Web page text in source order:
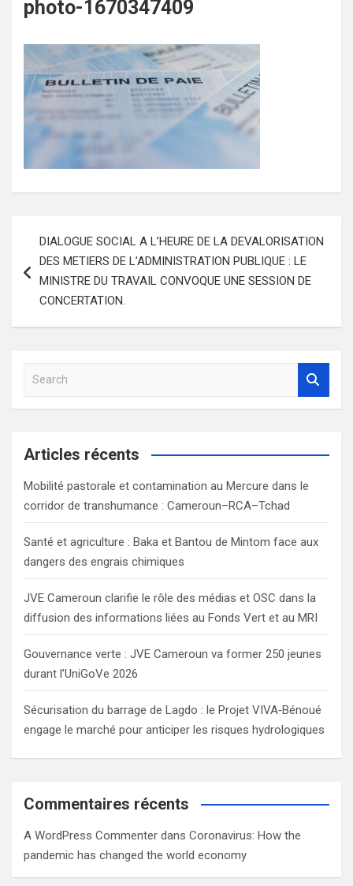
photo-1670347409
l’article
DIALOGUE SOCIAL A L’HEURE DE LA DEVALORISATION
DES METIERS DE L’ADMINISTRATION PUBLIQUE : LE
MINISTRE DU TRAVAIL CONVOQUE UNE SESSION DE
CONCERTATION.
a
c
Articles récents
Mobilité pastorale et contamination au Mercure dans le
corridor de transhumance : Cameroun–RCA–Tchad
Santé et agriculture : Baka et Bantou de Mintom face aux
dangers des engrais chimiques
JVE Cameroun clarifie le rôle des médias et OSC dans la
diffusion des informations liées au Fonds Vert et au MRI
Gouvernance verte : JVE Cameroun va former 250 jeunes
durant l’UniGoVe 2026
Sécurisation du barrage de Lagdo : le Projet VIVA‑Bénoué
engage le marché pour anticiper les risques hydrologiques
Commentaires récents
A WordPress Commenter dans Coronavirus: How the
pandemic has changed the world economy